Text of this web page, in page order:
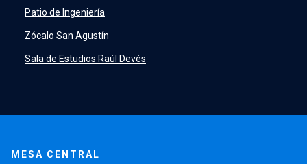
Patio de Ingeniería
Zócalo San Agustín
Sala de Estudios Raúl Devés
MESA CENTRAL